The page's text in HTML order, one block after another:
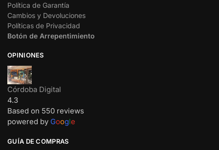
Política de Garantía
Cambios y Devoluciones
Políticas de Privacidad
Botón de Arrepentimiento
OPINIONES
Córdoba Digital
4.3
Based on 550 reviews
powered by Google
GUÍA DE COMPRAS